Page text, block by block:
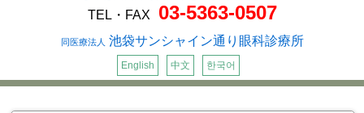
TEL・FAX 03-5363-0507
同医療法人 池袋サンシャイン通り眼科診療所
English 中文 한국어